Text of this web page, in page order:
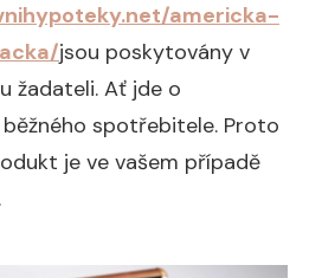
americka-
jsou poskytovány v
žadateli. Ať jde o
spotřebitele. Proto
je ve vašem případě